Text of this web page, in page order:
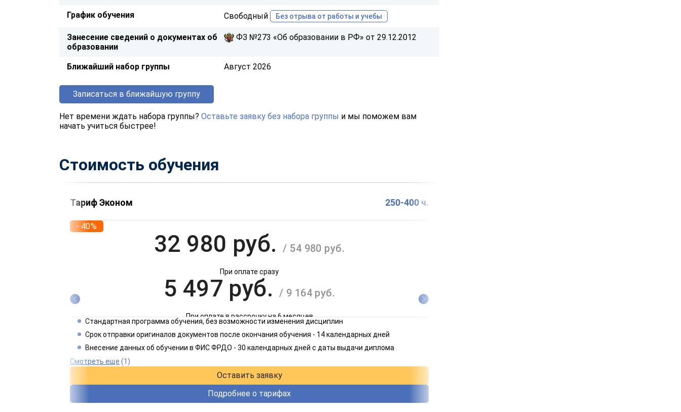
График обучения Свободный Без отрыва от работы и учебы
Занесение сведений о документах об
образовании
ФЗ №273 «Об образовании в РФ» от 29.12.2012
Ближайший набор группы Август 2026
Записаться в ближайшую группу
Нет времени ждать набора группы? Оставьте заявку без набора группы и мы поможем вам
начать учиться быстрее!
Стоимость обучения
Тариф Эконом 250-400 ч.
- 40%
32 980 руб./ 54 980 руб.
При оплате сразу
5 497 руб. / 9 164 руб.
При оплате в рассрочку на 6 месяцев
2 749 руб./ 4 582 руб.
Стандартная программа обучения, без возможности изменения дисциплин
Срок отправки оригиналов документов после окончания обучения - 14 календарных дней
Внесение данных об обучении в ФИС ФРДО - 30 календарных дней с даты выдачи диплома
Смотреть еще (1)
Оставить заявку
Подробнее о тарифах